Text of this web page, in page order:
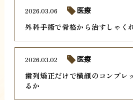
外科手術で骨格から治すしゃく
2026.03.06 医療
歯列矯正だけで横顔のコンプレ
るか
2026.03.02 医療